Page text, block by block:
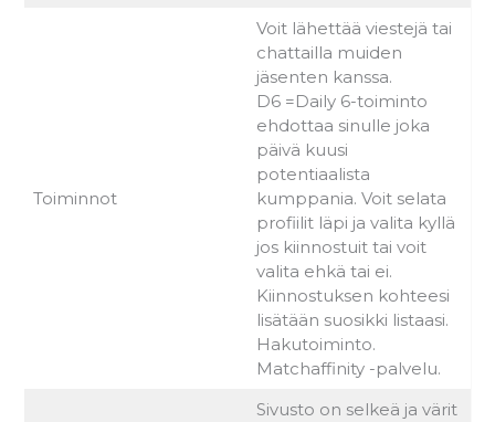
Toiminnot
Voit lähettää viestejä tai
chattailla muiden
jäsenten kanssa.
D6 =Daily 6-toiminto
ehdottaa sinulle joka
päivä kuusi
potentiaalista
kumppania. Voit selata
profiilit läpi ja valita kyllä
jos kiinnostuit tai voit
valita ehkä tai ei.
Kiinnostuksen kohteesi
lisätään suosikki listaasi.
Hakutoiminto.
Matchaffinity -palvelu.
Sivusto on selkeä ja värit